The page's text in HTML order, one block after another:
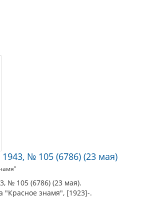
№ 105 (6786) (23 мая)
№ 105 (6786) (23 мая).
"Красное знамя", [1923]-.